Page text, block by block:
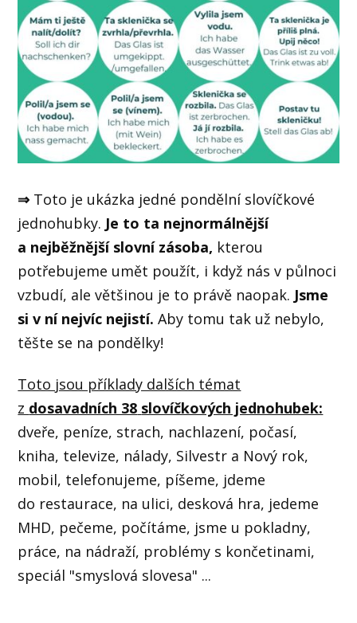
⇒ Toto je ukázka jedné pondělní slovíčkové
jednohubky. Je to ta nejnormálnější
a nejběžnější slovní zásoba, kterou
potřebujeme umět použít, i když nás v půlnoci
vzbudí, ale většinou je to právě naopak. Jsme
si v ní nejvíc nejistí. Aby tomu tak už nebylo,
těšte se na pondělky!
Toto jsou příklady dalších témat
z dosavadních 38 slovíčkových jednohubek:
dveře, peníze, strach, nachlazení, počasí,
kniha, televize, nálady, Silvestr a Nový rok,
mobil, telefonujeme, píšeme, jdeme
do restaurace, na ulici, desková hra, jedeme
MHD, pečeme, počítáme, jsme u pokladny,
práce, na nádraží, problémy s končetinami,
speciál "smyslová slovesa" ...